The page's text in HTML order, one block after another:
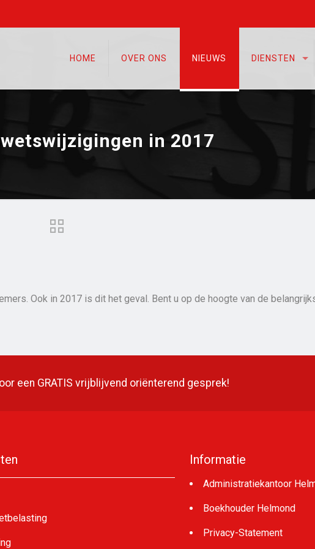
HOME OVER ONS NIEUWS DIENSTEN
in 2017
Ook in 2017 is dit het geval. Bent u op de hoogte van de
een GRATIS vrijblijvend oriënterend gesprek!
Informatie
Administratiekantoor
Boekhouder Helmond
Privacy-Statement